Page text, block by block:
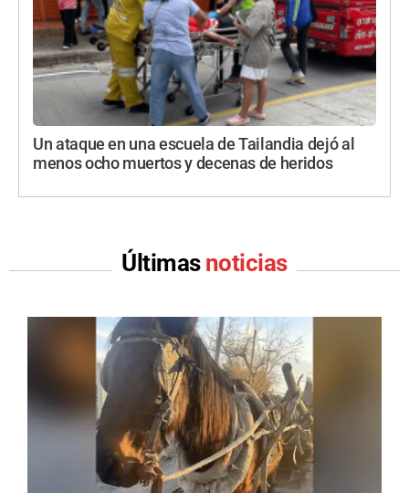
Un ataque en una escuela de Tailandia dejó al
menos ocho muertos y decenas de heridos
Últimas noticias